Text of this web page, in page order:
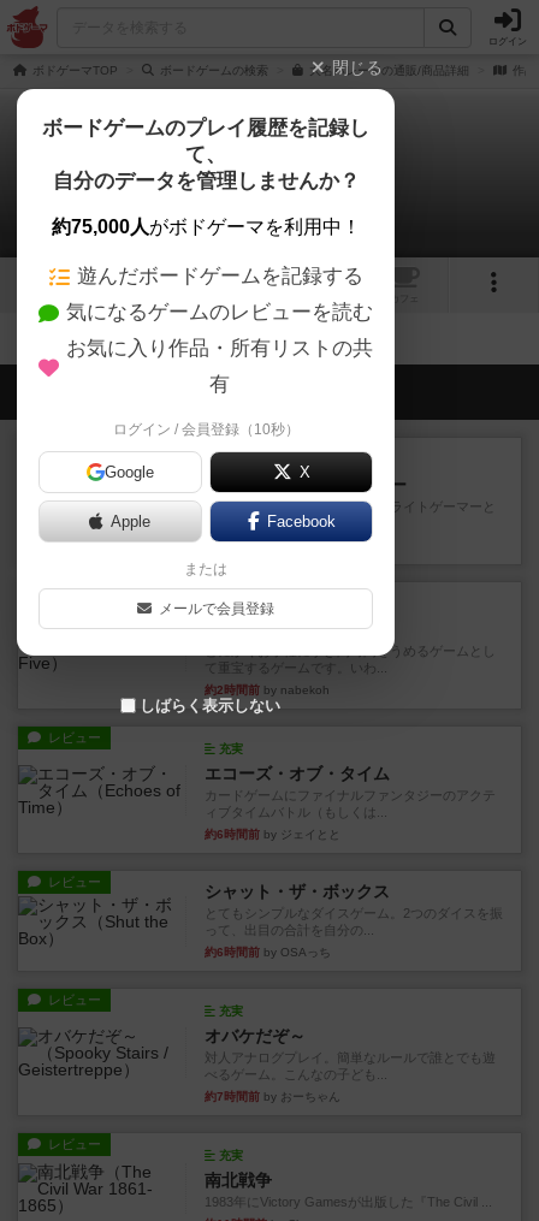
ログイン
ボドゲーマTOP ボードゲームの検索 大名パレードの通販/商品詳細 作品
大名パレード
拡張/関連作品 0件
1 1
会員の新しい投稿
レビュー
アンダー・ザ・テーブラー
笑えるバカゲームを集めているライトゲーマーと
してのレビューです。正体隠...
23分前by toyota
レビュー
充実
ワン・トゥ・ファイブ
とにかくお手軽にすき間時間をうめるゲームとし
て重宝するゲームです。いわ...
約2時間前 by nabekoh
レビュー
充実
エコーズ・オブ・タイム
カードゲームにファイナルファンタジーのアクテ
ィブタイムバトル（もしくは...
約6時間前 by ジェイとと
レビュー シャット・ザ・ボックス
とてもシンプルなダイスゲーム。2つのダイスを振
って、出目の合計を自分の...
約6時間前 by OSAっち
レビュー
充実
オバケだぞ～
対人アナログプレイ。簡単なルールで誰とでも遊
べるゲーム。こんなの子ども...
約7時間前 by おーちゃん
レビュー
充実
南北戦争
1983年にVictory Gamesが出版した『The Civil ...
閉じる
ボードゲームのプレイ履歴を記録し
て、
自分のデータを管理しませんか？
約75,000人がボドゲーマを利用中！
遊んだボードゲームを記録する
気になるゲームのレビューを読む
お気に入り作品・所有リストの共
有
ログイン / 会員登録（10秒）
Google X
Apple Facebook
または
メールで会員登録
しばらく表示しない